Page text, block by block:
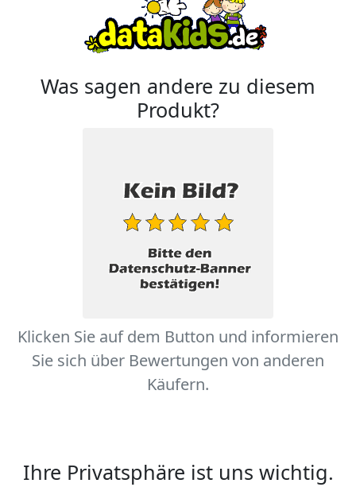
Was sagen andere zu diesem
Produkt?
Klicken Sie auf dem Button und informieren
Sie sich über Bewertungen von anderen
Käufern.
Ihre Privatsphäre ist uns wichtig.